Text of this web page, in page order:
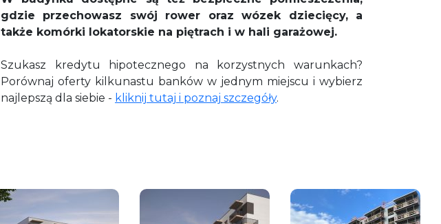
gdzie przechowasz swój rower oraz wózek dziecięcy, a
także komórki lokatorskie na piętrach i w hali garażowej.
Szukasz kredytu hipotecznego na korzystnych warunkach?
Porównaj oferty kilkunastu banków w jednym miejscu i wybierz
najlepszą dla siebie - kliknij tutaj i poznaj szczegóły.